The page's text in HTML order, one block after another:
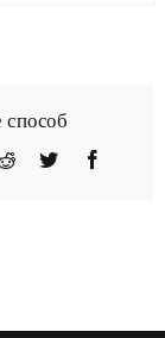
Facebook